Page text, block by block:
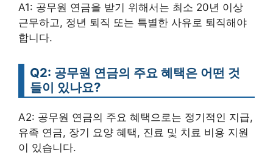
A1: 공무원 연금을 받기 위해서는 최소 20년 이상
근무하고, 정년 퇴직 또는 특별한 사유로 퇴직해야
합니다.
Q2: 공무원 연금의 주요 혜택은 어떤 것
들이 있나요?
A2: 공무원 연금의 주요 혜택으로는 정기적인 지급,
유족 연금, 장기 요양 혜택, 진료 및 치료 비용 지원
이 있습니다.